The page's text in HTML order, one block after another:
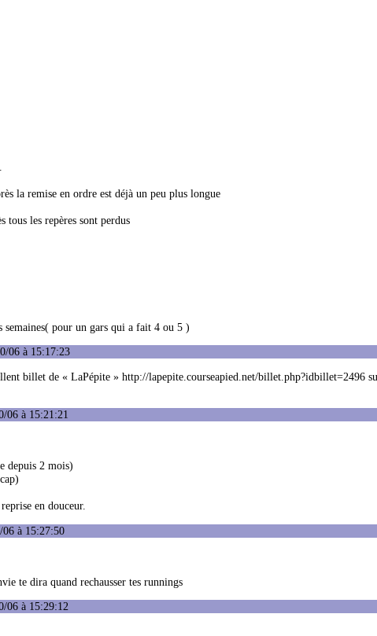
la remise en ordre est déjà un peu plus longue
les repères sont perdus
pour un gars qui a fait 4 ou 5 )
06 à 15:17:23
billet de « LaPépite » http://lapepite.courseapied.net/billet.php?idbillet=2496
06 à 15:21:21
depuis 2 mois)
en douceur.
à 15:27:50
te dira quand rechausser tes runnings
06 à 15:29:12